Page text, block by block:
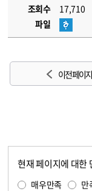
조회수
17,710
파일
이전 페이지
현재 페이지에 대한
매우만족 만